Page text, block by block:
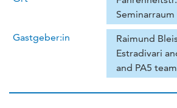
Seminarraum
Gastgeber:in
Raimund
Estradivari
and PA5 team